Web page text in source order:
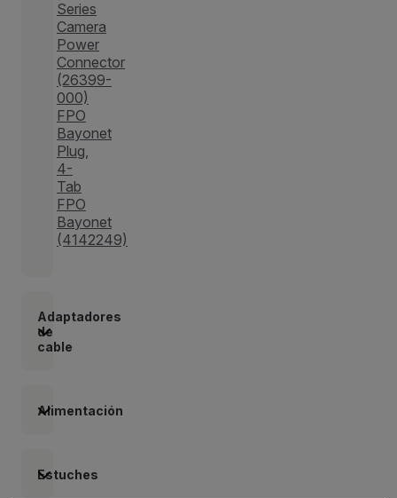
Series
Camera
Power
Connector
(26399-
000)
FPO
Bayonet
Plug,
4-
Tab
FPO
Bayonet
(4142249)
Adaptadores
de
cable
Alimentación
Estuches